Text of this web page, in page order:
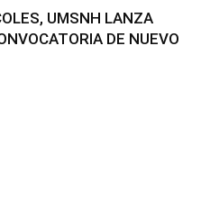
UMSNH LANZA
DE NUEVO